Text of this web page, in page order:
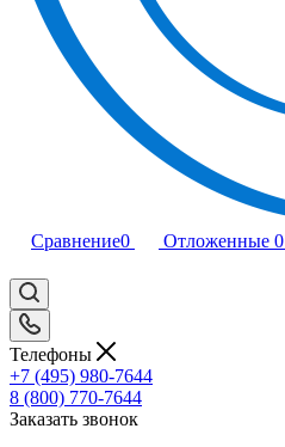
Сравнение0 Отложенные 0
Телефоны
+7 (495) 980-7644
8 (800) 770-7644
Заказать звонок